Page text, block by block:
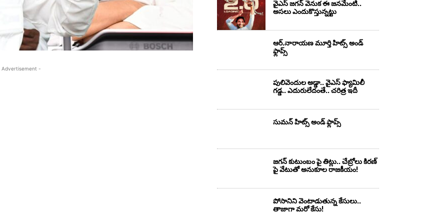
-
వైఎస్‌ జగన్‌ వెనుక ఈ జనమేంటి..
అసలు ఎందుకొస్తున్నట్టు
ఆర్‌.నారాయ‌ణ మూర్తి హిట్స్ అండ్
ఫ్లాప్స్‌
పులివెందుల అడ్డా.. వైఎస్ ఫ్యామిలీ
గడ్డ.. ఎదురులేదంతే.. చరిత్ర ఇదీ
సుమ‌న్ హిట్స్ అండ్ ఫ్లాప్స్‌
జగన్ కుటుంబం పై తిట్లు.. చేబ్రోలు కిరణ్
పై వేటుతో అనుకూల రాజకీయం!
పోసానిని వెంటాడుతున్న కేసులు..
తాజాగా మరో కేసు!